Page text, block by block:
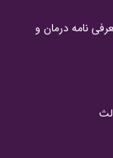
نامه درمان و